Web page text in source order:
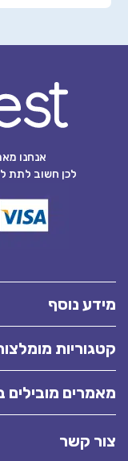
אנחנו
לכן חשוב לתת
מידע נוסף
קטגוריות
מאמרים מובילים
צור קשר